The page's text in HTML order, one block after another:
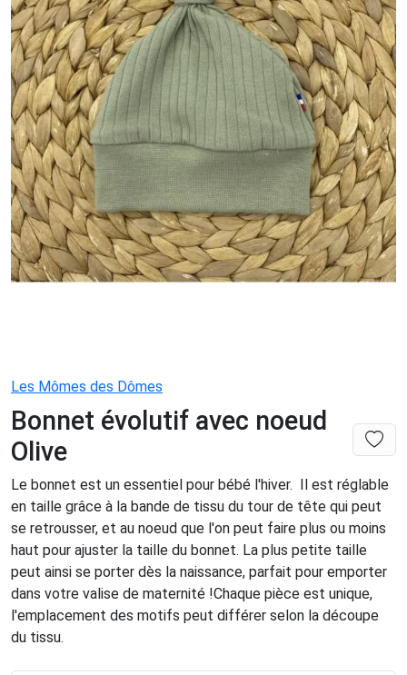
Les Mômes des Dômes
Bonnet évolutif avec noeud
Olive
Le bonnet est un essentiel pour bébé l'hiver. Il est réglable
en taille grâce à la bande de tissu du tour de tête qui peut
se retrousser, et au noeud que l'on peut faire plus ou moins
haut pour ajuster la taille du bonnet. La plus petite taille
peut ainsi se porter dès la naissance, parfait pour emporter
dans votre valise de maternité !Chaque pièce est unique,
l'emplacement des motifs peut différer selon la découpe
du tissu.